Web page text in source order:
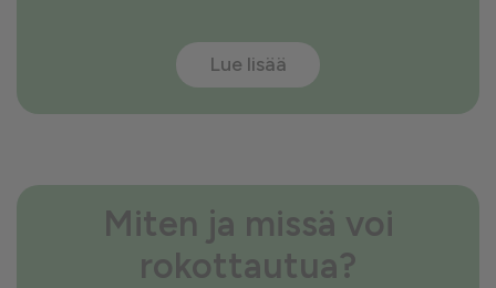
Lue lisää
Miten ja missä voi
rokottautua?